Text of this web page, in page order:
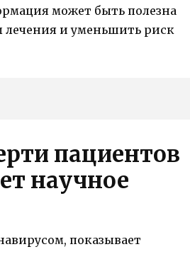
может быть полезна
и уменьшить риск
пациентов
научное